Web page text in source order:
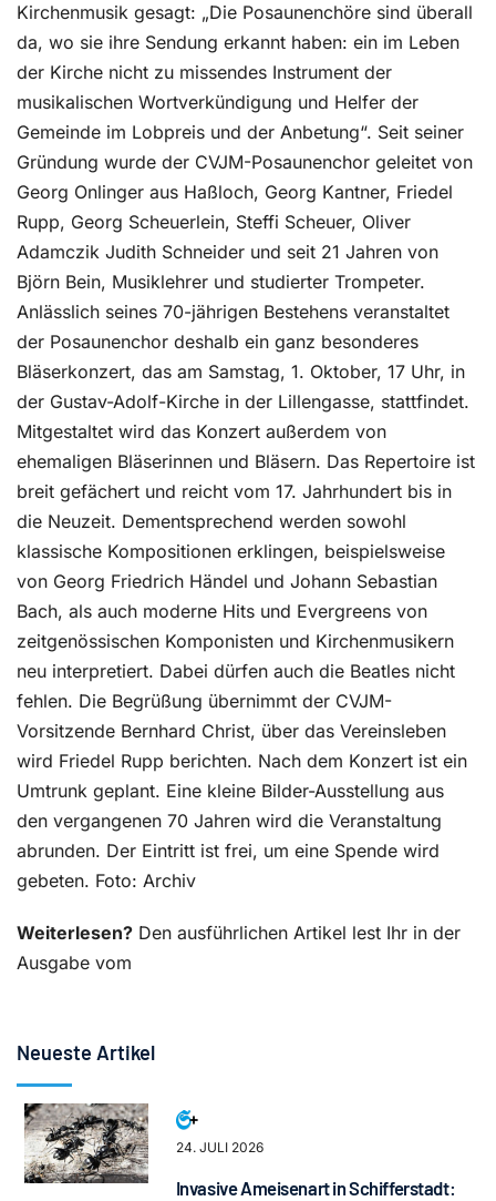
Kirchenmusik gesagt: „Die Posaunenchöre sind überall
da, wo sie ihre Sendung erkannt haben: ein im Leben
der Kirche nicht zu missendes Instrument der
musikalischen Wortverkündigung und Helfer der
Gemeinde im Lobpreis und der Anbetung“. Seit seiner
Gründung wurde der CVJM-Posaunenchor geleitet von
Georg Onlinger aus Haßloch, Georg Kantner, Friedel
Rupp, Georg Scheuerlein, Steffi Scheuer, Oliver
Adamczik Judith Schneider und seit 21 Jahren von
Björn Bein, Musiklehrer und studierter Trompeter.
Anlässlich seines 70-jährigen Bestehens veranstaltet
der Posaunenchor deshalb ein ganz besonderes
Bläserkonzert, das am Samstag, 1. Oktober, 17 Uhr, in
der Gustav-Adolf-Kirche in der Lillengasse, stattfindet.
Mitgestaltet wird das Konzert außerdem von
ehemaligen Bläserinnen und Bläsern. Das Repertoire ist
breit gefächert und reicht vom 17. Jahrhundert bis in
die Neuzeit. Dementsprechend werden sowohl
klassische Kompositionen erklingen, beispielsweise
von Georg Friedrich Händel und Johann Sebastian
Bach, als auch moderne Hits und Evergreens von
zeitgenössischen Komponisten und Kirchenmusikern
neu interpretiert. Dabei dürfen auch die Beatles nicht
fehlen. Die Begrüßung übernimmt der CVJM-
Vorsitzende Bernhard Christ, über das Vereinsleben
wird Friedel Rupp berichten. Nach dem Konzert ist ein
Umtrunk geplant. Eine kleine Bilder-Ausstellung aus
den vergangenen 70 Jahren wird die Veranstaltung
abrunden. Der Eintritt ist frei, um eine Spende wird
gebeten. Foto: Archiv
Weiterlesen? Den ausführlichen Artikel lest Ihr in der
Ausgabe vom
Neueste Artikel
24. JULI 2026
Invasive Ameisenart in Schifferstadt: